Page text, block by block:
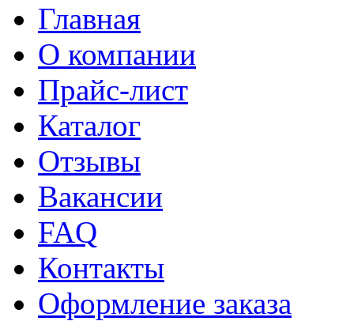
Главная
О компании
Прайс-лист
Каталог
Отзывы
Вакансии
FAQ
Контакты
Оформление заказа